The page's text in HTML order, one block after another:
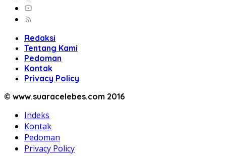
Redaksi
Tentang Kami
Pedoman
Kontak
Privacy Policy
© www.suaracelebes.com 2016
Indeks
Kontak
Pedoman
Privacy Policy